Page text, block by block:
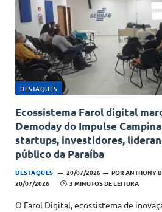
DESTAQUES
Ecossistema Farol digital
Demoday do Impulse
startups, investidores,
público da Paraíba
DESTAQUES 20/07/2026 PORANTHONY
20/07/2026
3 MINUTOS DE LEITURA
O Farol Digital, ecossistema de